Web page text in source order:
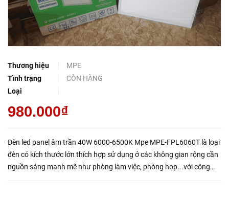
Thương hiệu
MPE
Tình trạng
CÒN HÀNG
Loại
980.000₫
Đèn led panel âm trần 40W 6000-6500K Mpe MPE-FPL6060T là loại
đèn có kích thước lớn thích hợp sử dụng ở các không gian rộng cần
nguồn sáng mạnh mẽ như phòng làm việc, phòng họp...với công